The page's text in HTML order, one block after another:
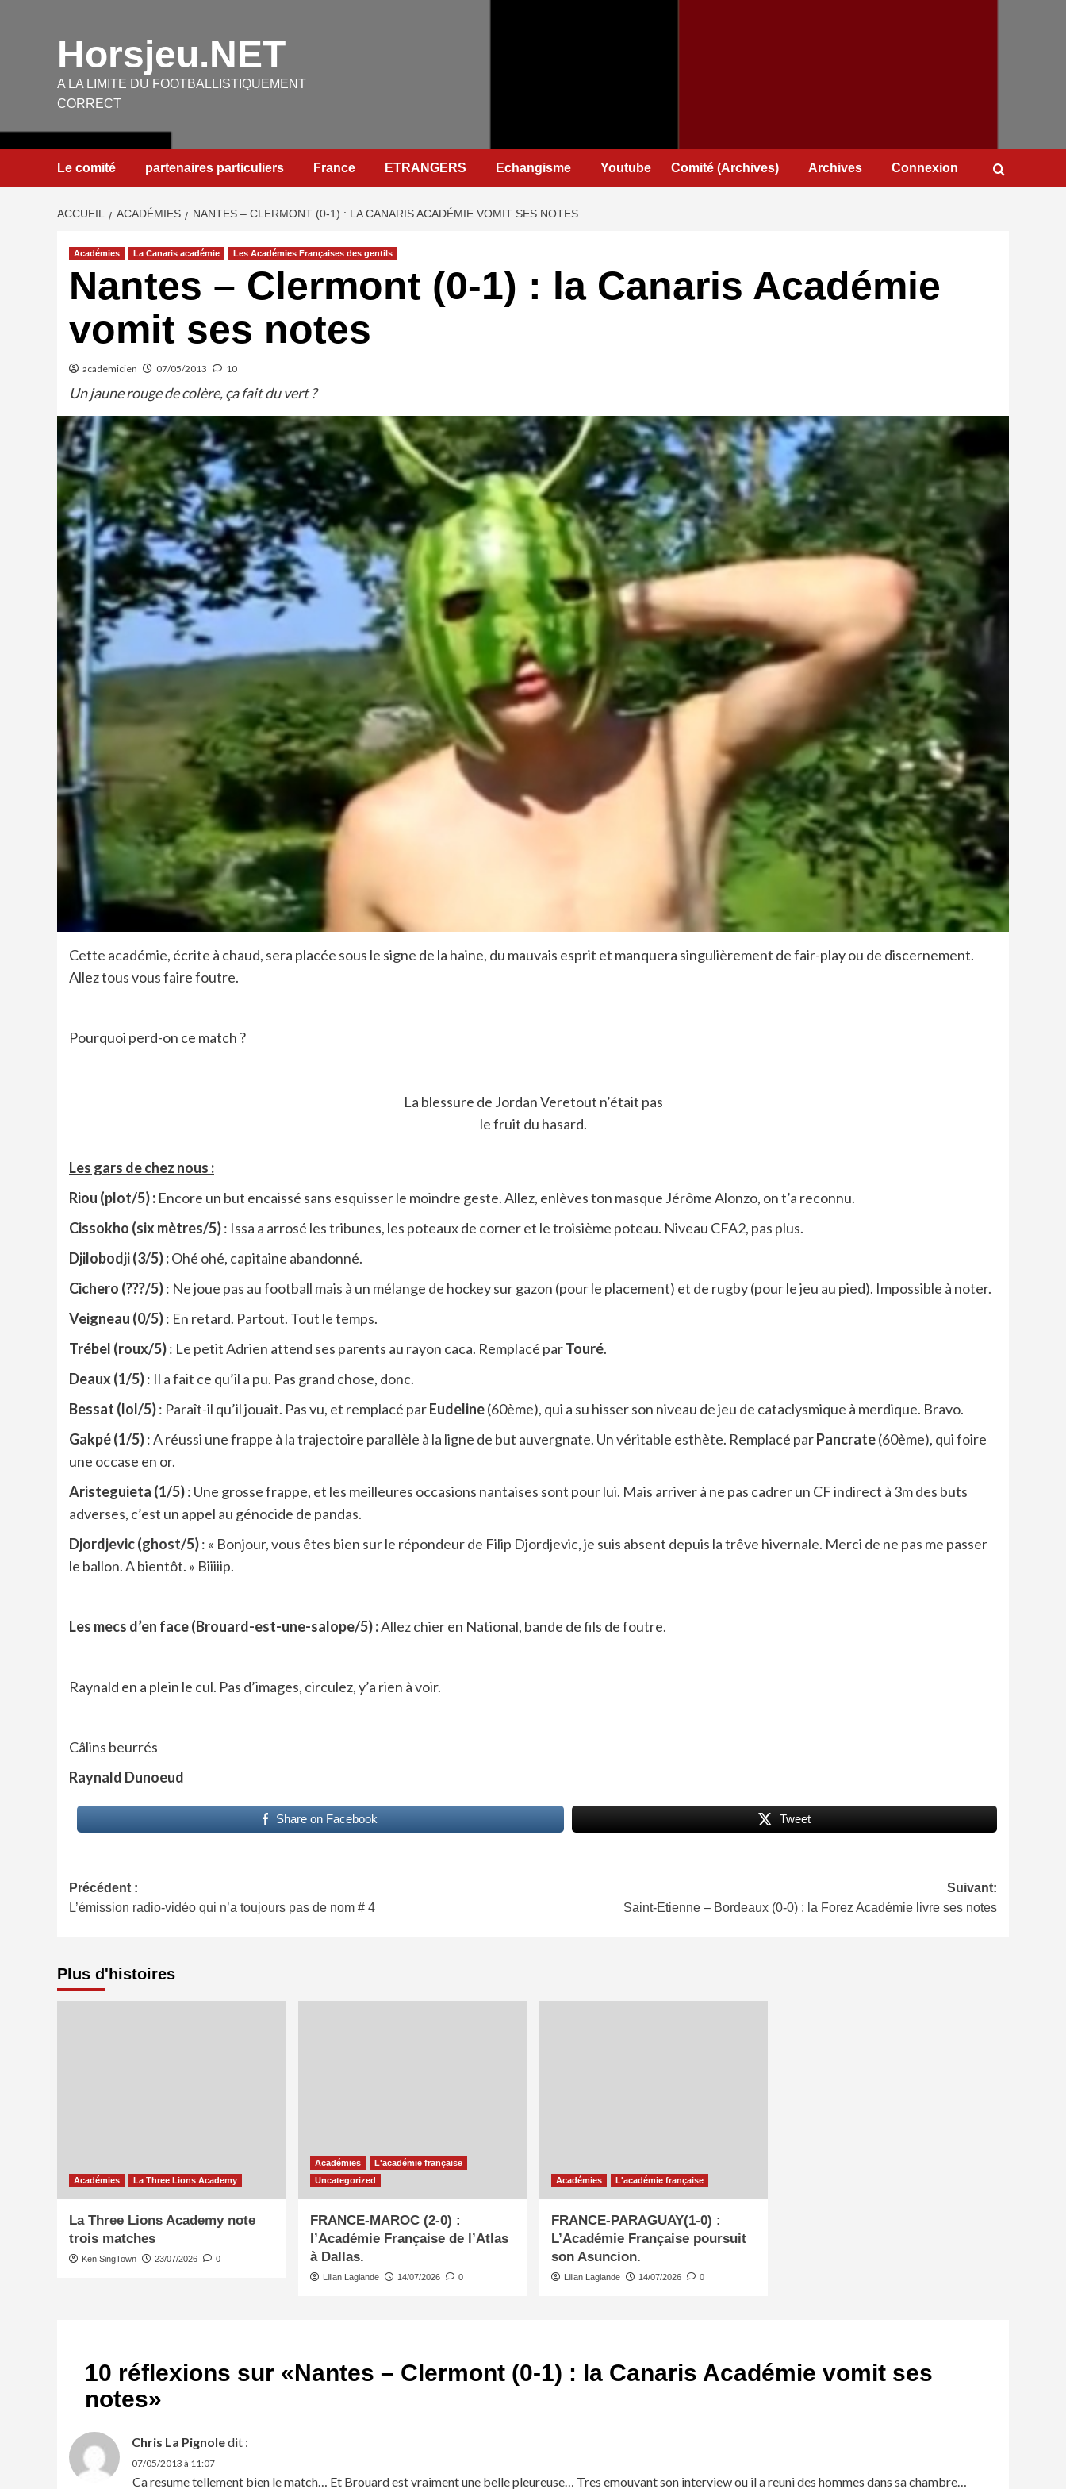
Horsjeu.NET
A LA LIMITE DU FOOTBALLISTIQUEMENT
CORRECT
Le comité partenaires particuliers France ETRANGERS Echangisme Youtube Comité (Archives) Archives Connexion
ACCUEIL ACADÉMIES NANTES – CLERMONT (0-1) : LA CANARIS ACADÉMIE VOMIT SES NOTES
Académies La Canaris académie Les Académies Françaises des gentils
Nantes – Clermont (0-1) : la Canaris Académie
vomit ses notes
academicien 07/05/2013 10
Un jaune rouge de colère, ça fait du vert ?
Cette académie, écrite à chaud, sera placée sous le signe de la haine, du mauvais esprit et manquera singulièrement de fair-play ou de discernement.
Allez tous vous faire foutre.
Pourquoi perd-on ce match ?
La blessure de Jordan Veretout n’était pas
le fruit du hasard.
Les gars de chez nous :
Riou (plot/5) : Encore un but encaissé sans esquisser le moindre geste. Allez, enlèves ton masque Jérôme Alonzo, on t’a reconnu.
Cissokho (six mètres/5): Issa a arrosé les tribunes, les poteaux de corner et le troisième poteau. Niveau CFA2, pas plus.
Djilobodji (3/5) :Ohé ohé, capitaine abandonné.
Cichero (???/5): Ne joue pas au football mais à un mélange de hockey sur gazon (pour le placement) et de rugby (pour le jeu au pied). Impossible à noter.
Veigneau (0/5): En retard. Partout. Tout le temps.
Trébel (roux/5): Le petit Adrien attend ses parents au rayon caca. Remplacé parTouré.
Deaux (1/5): Il a fait ce qu’il a pu. Pas grand chose, donc.
Bessat (lol/5): Paraît-il qu’il jouait. Pas vu, et remplacé parEudeline(60ème), qui a su hisser son niveau de jeu de cataclysmique à merdique. Bravo.
Gakpé (1/5): A réussi une frappe à la trajectoire parallèle à la ligne de but auvergnate. Un véritable esthète. Remplacé parPancrate(60ème), qui foire
une occase en or.
Aristeguieta (1/5): Une grosse frappe, et les meilleures occasions nantaises sont pour lui. Mais arriver à ne pas cadrer un CF indirect à 3m des buts
adverses, c’est un appel au génocide de pandas.
Djordjevic (ghost/5): « Bonjour, vous êtes bien sur le répondeur de Filip Djordjevic, je suis absent depuis la trêve hivernale. Merci de ne pas me passer
le ballon. A bientôt. » Biiiiip.
Les mecs d’en face (Brouard-est-une-salope/5) :Allez chier en National, bande de fils de foutre.
Raynald en a plein le cul. Pas d’images, circulez, y’a rien à voir.
Câlins beurrés
Raynald Dunoeud
Share on Facebook Tweet
Navigation
d’article
Précédent :
L’émission radio-vidéo qui n’a toujours pas de nom # 4
Suivant:
Saint-Etienne – Bordeaux (0-0) : la Forez Académie livre ses notes
Plus d'histoires
Académies La Three Lions Academy
La Three Lions Academy note
trois matches
Ken SingTown 23/07/2026 0
Académies
L'académie française
Uncategorized
FRANCE-MAROC (2-0) :
l’Académie Française de l’Atlas
à Dallas.
Lilian Laglande 14/07/2026 0
Académies L'académie française
FRANCE-PARAGUAY(1-0) :
L’Académie Française poursuit
son Asuncion.
Lilian Laglande 14/07/2026 0
10 réflexions sur «Nantes – Clermont (0-1) : la Canaris Académie vomit ses
notes»
Chris La Pignoledit :
07/05/2013 à 11:07
Ca resume tellement bien le match… Et Brouard est vraiment une belle pleureuse… Tres emouvant son interview ou il a reuni des hommes dans sa chambre…